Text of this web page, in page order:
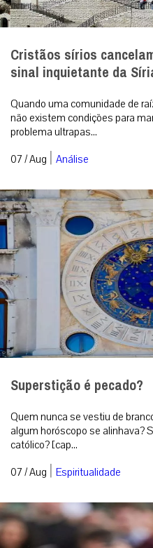
Cristãos sírios
sinal inquietante da
Quando uma comunidade de
não existem condições para
problema ultrapas...
07 / Aug | Análise
Superstição é pecado?
Quem nunca se vestiu de
algum horóscopo se alinhava?
católico? [cap...
07 / Aug | Espiritualidade